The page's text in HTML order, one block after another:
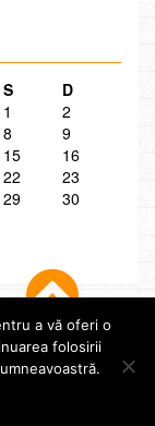
S
D
1
2
8
9
15
16
22
23
29
30
Design
a vă oferi o
folosirii